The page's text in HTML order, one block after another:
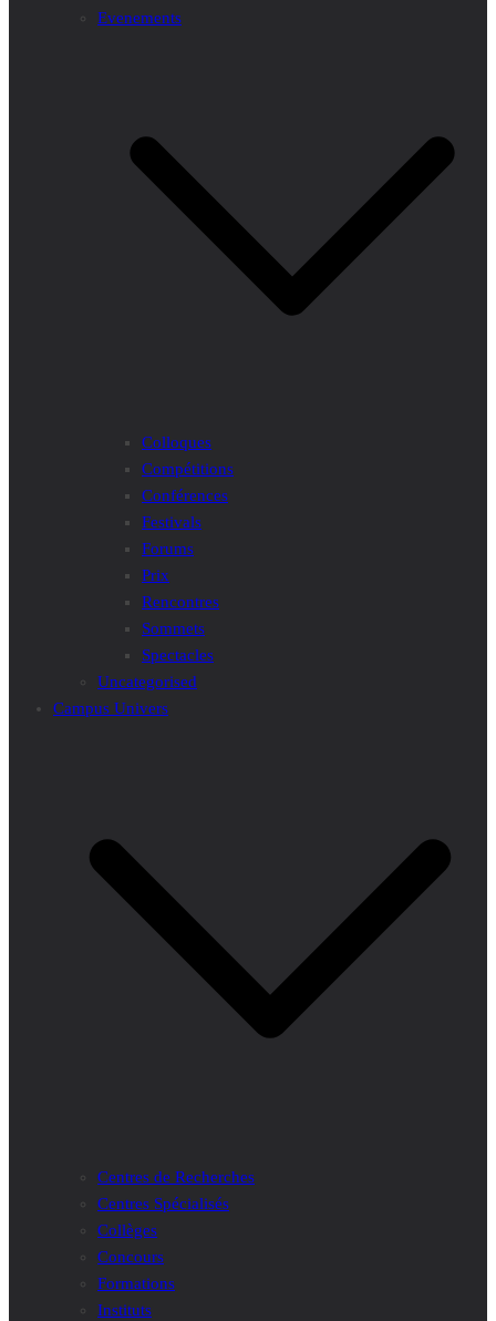
Evenements
Colloques
Compétitions
Conférences
Festivals
Forums
Prix
Rencontres
Sommets
Spectacles
Uncategorised
Campus Univers
Centres de Recherches
Centres Spécialisés
Collèges
Concours
Formations
Instituts